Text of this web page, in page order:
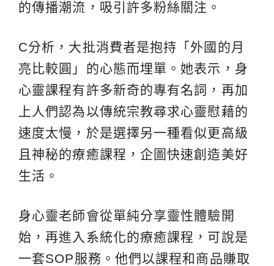
的傳播潮流，吸引許多粉絲關注。
C分析，大批消費者是抱持「外國的月
亮比較圓」的心態而埋單。她表示，身
心靈課程有許多新奇的專有名詞，再加
上人們認為以傳統宗教尋求心靈慰藉的
速度太慢，於是選擇另一種看似更高級
且神秘的療癒課程，企圖快速創造美好
生活。
身心靈老師會從單純分享靈性體驗開
始，再進入系統化的療癒課程，可說是
一套SOP服務。他們以課程和商品賺取